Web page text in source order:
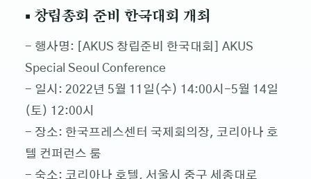
▪ 창립총회 준비 한국대회 개최
- 행사명: [AKUS 창립준비 한국대회] AKUS
Special Seoul Conference
- 일시: 2022년 5월 11일(수) 14:00시-5월 14일
(토) 12:00시
- 장소: 한국프레스센터 국제회의장, 코리아나 호
텔 컨퍼런스 룸
- 숙소: 코리아나 호텔, 서울시 중구 세종대로